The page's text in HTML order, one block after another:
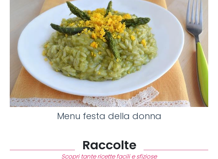
Menu festa della donna
Raccolte
Scopri tante ricette facili e sfiziose